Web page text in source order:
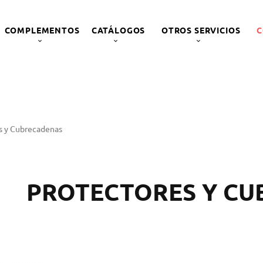
COMPLEMENTOS CATÁLOGOS OTROS SERVICIOS
Cubrecadenas
PROTECTORES Y